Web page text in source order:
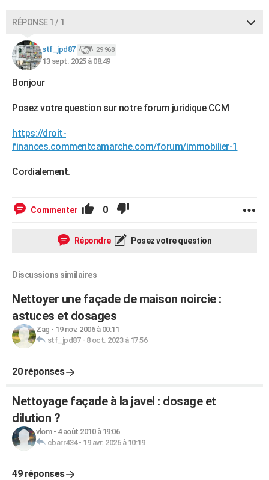
RÉPONSE 1 / 1
stf_jpd87 29 968
13 sept. 2025 à 08:49
Bonjour
Posez votre question sur notre forum juridique CCM
https://droit-
finances.commentcamarche.com/forum/immobilier-1
Cordialement.
Commenter 0
Répondre Posez votre question
Discussions similaires
Nettoyer une façade de maison noircie :
astuces et dosages
Zag - 19 nov. 2006 à 00:11
stf_jpd87- 8 oct. 2023 à 17:56
20 réponses
Nettoyage façade à la javel : dosage et
dilution ?
vlom- 4 août 2010 à 19:06
cbarr434- 19 avr. 2026 à 10:19
49 réponses